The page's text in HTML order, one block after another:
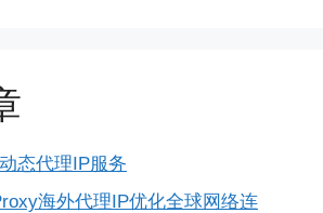
态代理IP服务
海外代理IP优化全球网络连